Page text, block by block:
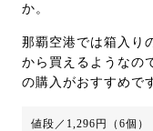
か。
那覇空港では箱入り
から買えるようなの
の購入がおすすめで
値段／1,296円（6個